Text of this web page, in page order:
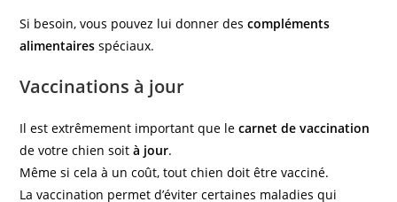
Si besoin, vous pouvez lui donner descompléments
alimentaires spéciaux.
Vaccinations à jour
Il est extrêmement important que lecarnet de vaccination
de votre chien soità jour.
Même si cela à un coût, tout chien doit être vacciné.
La vaccination permet d’éviter certaines maladies qui